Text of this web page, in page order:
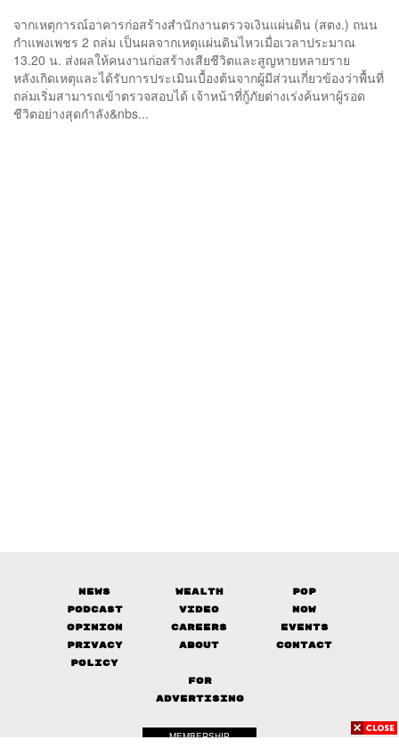
จากเหตุการณ์อาคารก่อสร้างสำนักงานตรวจเงินแผ่นดิน (สตง.) ถนน
กำแพงเพชร 2 ถล่ม เป็นผลจากเหตุแผ่นดินไหวเมื่อเวลาประมาณ
13.20 น. ส่งผลให้คนงานก่อสร้างเสียชีวิตและสูญหายหลายราย
หลังเกิดเหตุและได้รับการประเมินเบื้องต้นจากผู้มีส่วนเกี่ยวข้องว่าพื้นที่
ถล่มเริ่มสามารถเข้าตรวจสอบได้ เจ้าหน้าที่กู้ภัยต่างเร่งค้นหาผู้รอด
ชีวิตอย่างสุดกำลัง&nbs...
News Wealth
Pop
Podcast
Video
Now
Opinion
Careers
Events
Privacy
Policy
About Contact
FOR
ADVERTISING
MEMBERSHIP